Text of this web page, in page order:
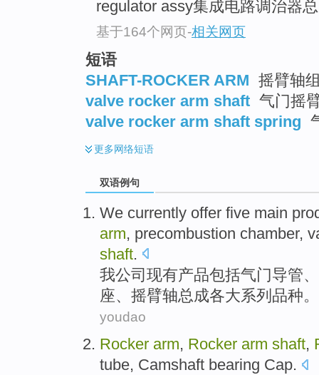
regulator assy集成电路调治器
基于164个网页-相关网页
短语
SHAFT-ROCKER ARM 摇臂轴
valve rocker arm shaft 气门摇
valve rocker arm shaft spring
更多网络短语
双语例句
We currently offer five main
arm, precombustion chamber,
shaft.
我公司现有产品包括气门导管
座、摇臂轴总成各大系列品种。
youdao
Rocker arm, Rocker arm shaft,
tube, Camshaft bearing Cap.